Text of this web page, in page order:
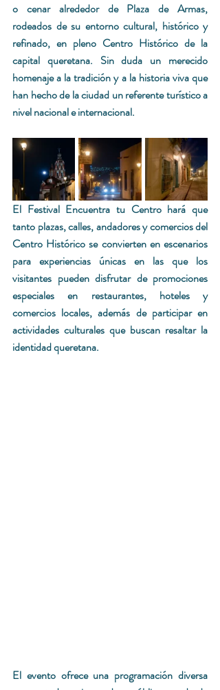
o cenar alrededor de Plaza de Armas,
rodeados de su entorno cultural, histórico y
refinado, en pleno Centro Histórico de la
capital queretana. Sin duda un merecido
homenaje a la tra­dición y a la historia viva que
han hecho de la ciudad un referente turístico a
nivel nacional e internacional.
El Festival Encuentra tu Centro hará que
tanto plazas, calles, andadores y comer­cios del
Centro Histórico se convierten en escenarios
para experiencias únicas en las que los
visitantes pueden disfrutar de promociones
especiales en restauran­tes, hoteles y
comercios locales, además de participar en
actividades culturales que buscan resaltar la
identidad queretana.
El evento ofrece una programación diversa